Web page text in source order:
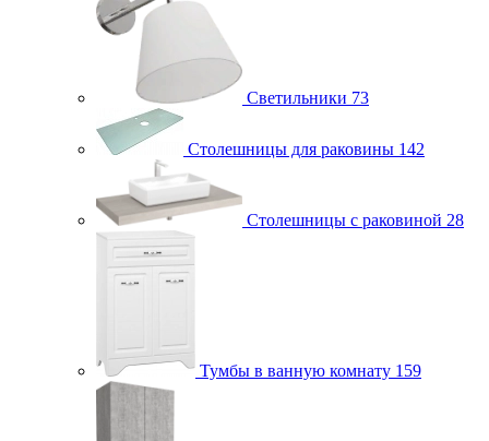
Светильники 73
Столешницы для раковины 142
Столешницы с раковиной 28
Тумбы в ванную комнату 159